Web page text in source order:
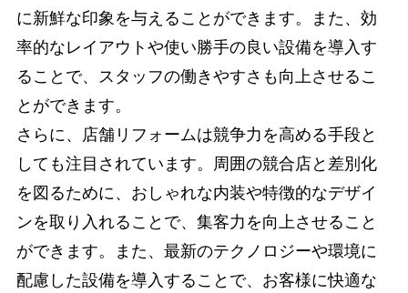
に新鮮な印象を与えることができます。また、効
率的なレイアウトや使い勝手の良い設備を導入す
ることで、スタッフの働きやすさも向上させるこ
とができます。
さらに、店舗リフォームは競争力を高める手段と
しても注目されています。周囲の競合店と差別化
を図るために、おしゃれな内装や特徴的なデザイ
ンを取り入れることで、集客力を向上させること
ができます。また、最新のテクノロジーや環境に
配慮した設備を導入することで、お客様に快適な